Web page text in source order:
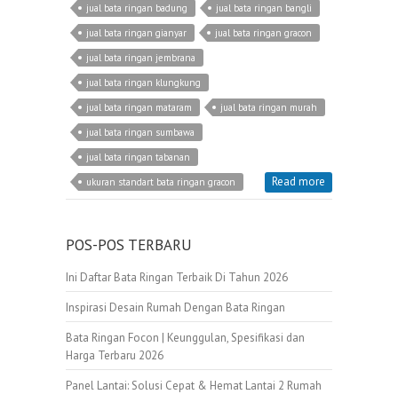
jual bata ringan badung
jual bata ringan bangli
jual bata ringan gianyar
jual bata ringan gracon
jual bata ringan jembrana
jual bata ringan klungkung
jual bata ringan mataram
jual bata ringan murah
jual bata ringan sumbawa
jual bata ringan tabanan
ukuran standart bata ringan gracon
Read more
POS-POS TERBARU
Ini Daftar Bata Ringan Terbaik Di Tahun 2026
Inspirasi Desain Rumah Dengan Bata Ringan
Bata Ringan Focon | Keunggulan, Spesifikasi dan
Harga Terbaru 2026
Panel Lantai: Solusi Cepat & Hemat Lantai 2 Rumah